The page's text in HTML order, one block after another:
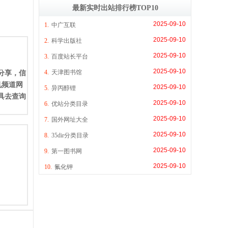
享，信
道网
去查询
最新实时出站排行榜TOP10
1. 中广互联 2025-09-10
2. 科学出版社 2025-09-10
3. 百度站长平台 2025-09-10
4. 天津图书馆 2025-09-10
5. 异丙醇锂 2025-09-10
6. 优站分类目录 2025-09-10
7. 国外网址大全 2025-09-10
8. 35dir分类目录 2025-09-10
9. 第一图书网 2025-09-10
10. 氟化钾 2025-09-10